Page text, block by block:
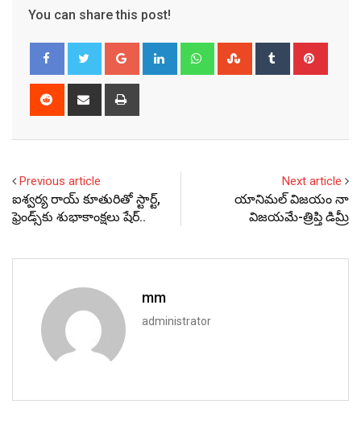
You can share this post!
Google+ LinkedIn WhatsappStumbleUpon
Tumblr
Reddit
Share
Previous article
ఐశ్వర్య రాయ్ కూతురితో స్టార్ట్,
ఫ్రెండ్స్‌కు శుభాకాంక్షలు షేర్..
Next article
యానిమల్ విజయం నా
విజయమే-త్రిప్తి డిమ్రీ
mm
administrator